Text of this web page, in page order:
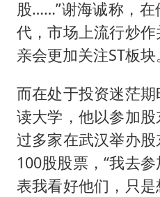
股……”谢海诚称，
代，市场上流行炒
亲会更加关注ST板块
而在处于投资迷茫
读大学，他以参加
过多家在武汉举办
100股股票，“我去
表我看好他们，只